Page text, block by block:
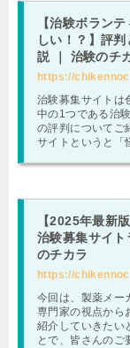
【治験ボラン
しい！？】評
説 ｜ 治験のチ
https://
治験募集サイトは
中の1つである治
の評判についてご
サイトというと「
【2025年最新
治験募集サイ
のチカラ
https://
今回は、製薬メー
専門家の視点から
紹介していきたい
とで、皆さんのご